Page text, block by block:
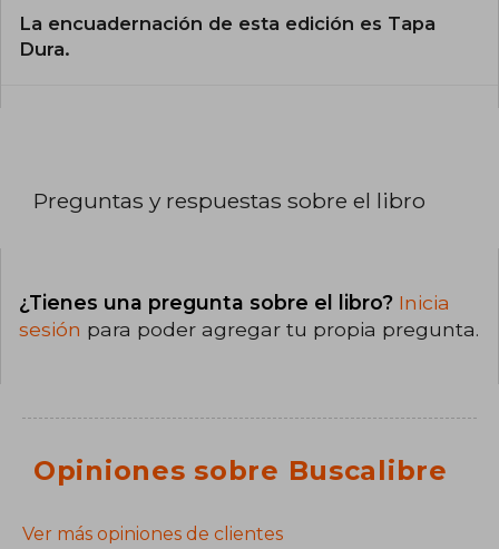
La encuadernación de esta edición es Tapa
Dura.
Preguntas y respuestas sobre el libro
¿Tienes una pregunta sobre el libro? Inicia
sesión para poder agregar tu propia pregunta.
Opiniones sobre Buscalibre
Ver más opiniones de clientes